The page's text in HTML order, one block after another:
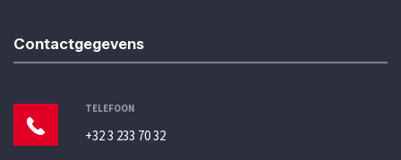
Contactgegevens
TELEFOON
+32 3 233 70 32